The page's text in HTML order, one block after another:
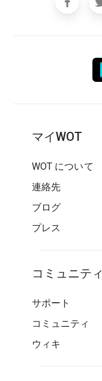
マイWOT
WOT について
連絡先
ブログ
プレス
コミュニティ
サポート
コミュニティ
ウィキ